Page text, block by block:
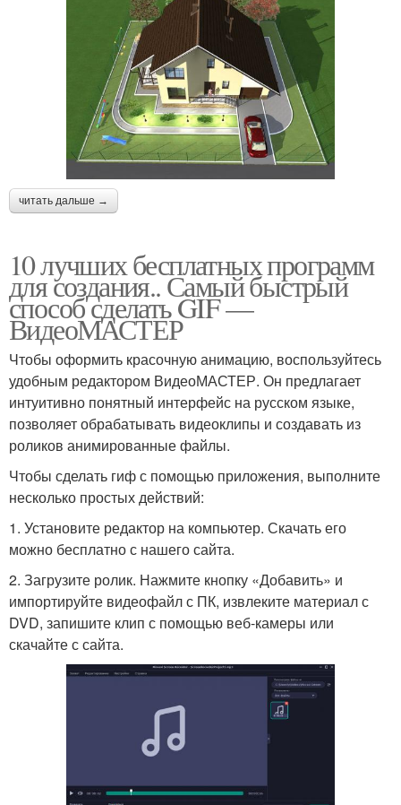
читать дальше →
10 лучших бесплатных программ
для создания.. Самый быстрый
способ сделать GIF —
ВидеоМАСТЕР
Чтобы оформить красочную анимацию, воспользуйтесь
удобным редактором ВидеоМАСТЕР. Он предлагает
интуитивно понятный интерфейс на русском языке,
позволяет обрабатывать видеоклипы и создавать из
роликов анимированные файлы.
Чтобы сделать гиф с помощью приложения, выполните
несколько простых действий:
1. Установите редактор на компьютер. Скачать его
можно бесплатно с нашего сайта.
2. Загрузите ролик. Нажмите кнопку «Добавить» и
импортируйте видеофайл с ПК, извлеките материал с
DVD, запишите клип с помощью веб-камеры или
скачайте с сайта.